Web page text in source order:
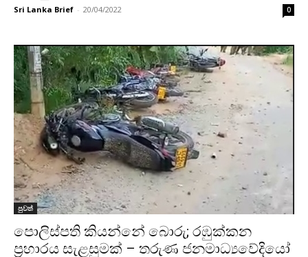
Sri Lanka Brief - 20/04/2022 0
පුවත්
පොලිස්පති කියන්නේ බොරු; රඹුක්කන
ප්‍රහාරය සැළසුමක් – තරුණ ජනමාධ්‍යවේදියෝ